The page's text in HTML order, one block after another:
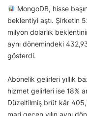
MongoDB, hisse
beklentiyi aştı. Şirketin
milyon dolarlık
aynı dönemindeki
gösterdi.
Abonelik gelirleri yıllık
hizmet gelirleri ise 18%
Düzeltilmiş brüt kâr
marj geçen yılın aynı